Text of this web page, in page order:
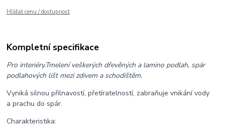
Hlídat cenu / dostupnost
Kompletní specifikace
Pro interiéry.Tmelení veškerých dřevěných a lamino podlah, spár
podlahových lišt mezi zdivem a schodištěm.
Vyniká silnou přilnavostí, přetíratelností, zabraňuje vnikání vody
a prachu do spár.
Charakteristika: